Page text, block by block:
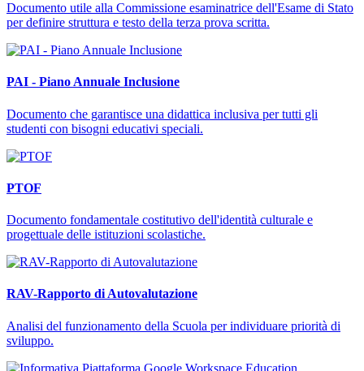
Documento utile alla Commissione esaminatrice dell'Esame di Stato
per definire struttura e testo della terza prova scritta.
PAI - Piano Annuale Inclusione
Documento che garantisce una didattica inclusiva per tutti gli
studenti con bisogni educativi speciali.
PTOF
Documento fondamentale costitutivo dell'identità culturale e
progettuale delle istituzioni scolastiche.
RAV-Rapporto di Autovalutazione
Analisi del funzionamento della Scuola per individuare priorità di
sviluppo.